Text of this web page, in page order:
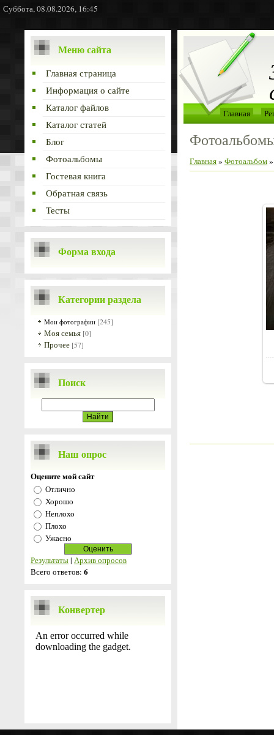
Суббота, 08.08.2026, 16:45
Меню сайта
Главная страница
Информация о сайте
Каталог файлов
Каталог статей
Блог
Фотоальбомы
Гостевая книга
Обратная связь
Тесты
Форма входа
Категории раздела
Мои фотографии [245]
Моя семья [0]
Прочее [57]
Поиск
Наш опрос
Оцените мой сайт
Отлично
Хорошо
Неплохо
Плохо
Ужасно
Результаты| Архив опросов
Всего ответов: 6
Конвертер
Главная
Главная» Фотоальбом